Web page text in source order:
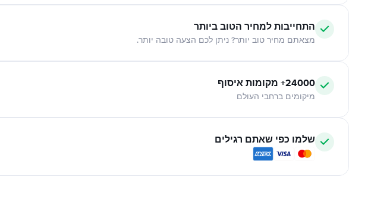
התחייבות למחיר הטוב ביותר
מצאתם מחיר טוב יותר? ניתן לכם הצעה טובה יותר.
24000+ מקומות איסוף
מיקומים ברחבי העולם
שלמו כפי שאתם רגילים